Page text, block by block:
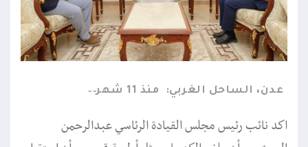
عدن، الساحل الغربي: منذ 11 شهر
اكد نائب رئيس مجلس القيادة الرئاسي عبدالرحمن